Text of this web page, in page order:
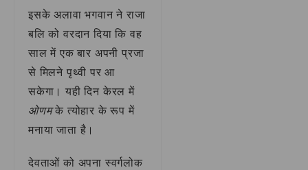
इसके अलावा भगवान ने राजा
बलि को वरदान दिया कि वह
साल में एक बार अपनी प्रजा
से मिलने पृथ्वी पर आ
सकेगा। यही दिन केरल में
ओणमके त्योहार के रूप में
मनाया जाता है।
देवताओं को अपना स्वर्गलोक